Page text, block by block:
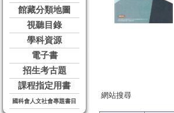
館藏分類地圖
視聽目錄
學科資源
電子書
招生考古題
課程指定用書
國科會人文社會專題書目
網站搜尋